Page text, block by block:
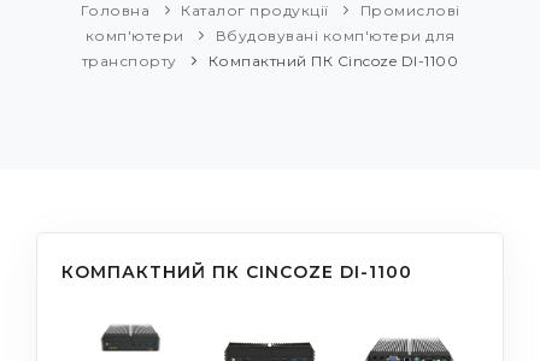
Головна Каталог продукції
Промислові
комп'ютери
Вбудовувані комп'ютери для
транспорту
Компактний ПК Cincoze DI-1100
КОМПАКТНИЙ ПК CINCOZE DI-1100